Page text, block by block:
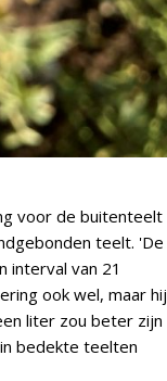
voor de buitenteelt
teelt. 'De
interval van 21
ook wel, maar hij
liter zou beter zijn
bedekte teelten